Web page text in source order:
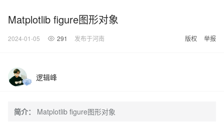
Matplotlib figure图形对象
2024-01-05 291 发布于河南 版权 举报
逻辑峰
简介： Matplotlib figure图形对象